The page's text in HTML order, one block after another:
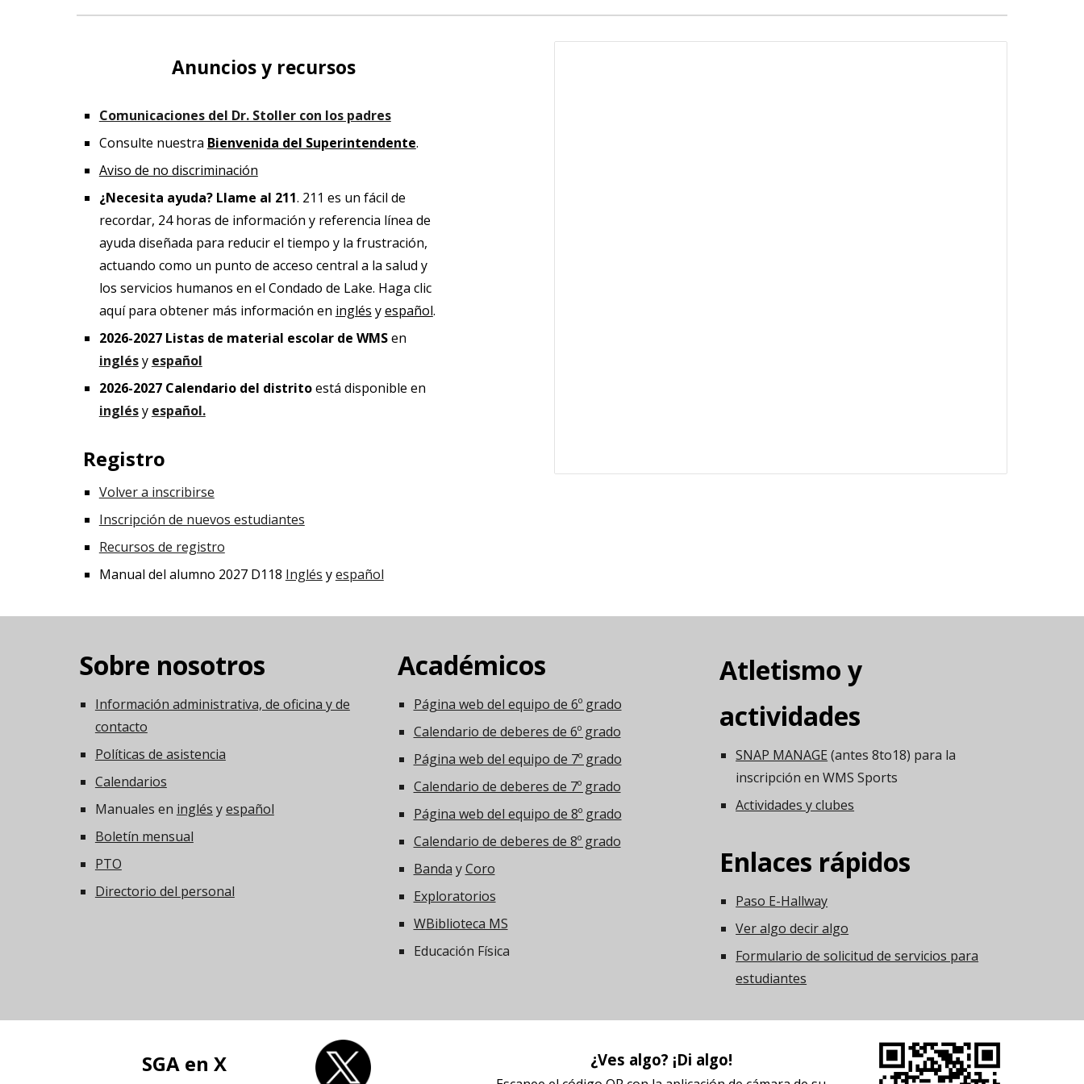
Anuncios y recursos
Comunicaciones del Dr. Stoller con los padres
Consulte nuestra Bienvenida del Superintendente.
Aviso de no discriminación
¿Necesita ayuda? Llame al 211. 211 es un fácil de
recordar, 24 horas de información y referencia línea de
ayuda diseñada para reducir el tiempo y la frustración,
actuando como un punto de acceso central a la salud y
los servicios humanos en el Condado de Lake. Haga clic
aquí para obtener más información en inglés yespañol.
2026-2027Listas de material escolar de WMSen
inglésy español
2026-2027Calendario del distritoestá disponible en
inglésy español.
Registro
Volver a inscribirse
Inscripción de nuevos estudiantes
Recursos de registro
Manual del alumno 2027 D118 Inglés yespañol
Sobre nosotros
Información administrativa, de oficina y de
contacto
Políticas de asistencia
Calendarios
Manuales en inglés yespañol
Boletín mensual
PTO
Directorio del personal
Académicos
Página web del equipo de 6º grado
Calendario de deberes de 6º grado
Página web del equipo de 7º grado
Calendario de deberes de 7º grado
Página web del equipo de 8º grado
Calendario de deberes de 8º grado
Banda yCoro
Exploratorios
WBiblioteca MS
Educación Física
Atletismo y
actividades
SNAP MANAGE (antes 8to18) para la
inscripción en WMS Sports
Actividades y clubes
Enlaces rápidos
Paso E-Hallway
Ver algo decir algo
Formulario de solicitud de servicios para
estudiantes
SGA en X ¿Ves algo? ¡Di algo!